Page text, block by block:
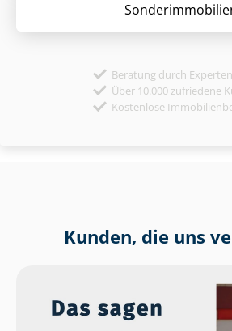
Beratung durch Experten
Über 10.000 zufriedene
Kostenlose
Kunden, die uns